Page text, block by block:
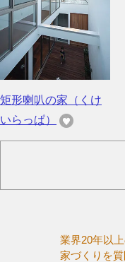
矩形喇叭の家（くけ
いらっぱ）
業界20年以
家づくりを質